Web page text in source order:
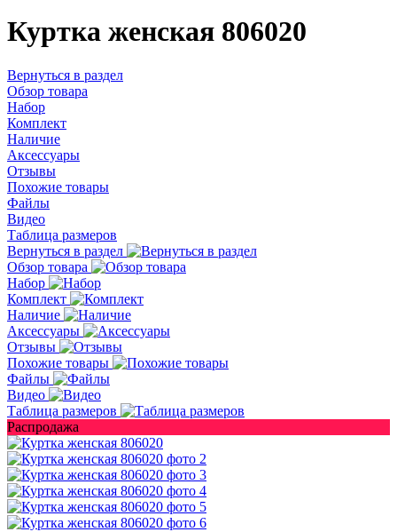
Куртка женская 806020
Вернуться в раздел
Обзор товара
Набор
Комплект
Наличие
Аксессуары
Отзывы
Похожие товары
Файлы
Видео
Таблица размеров
Вернуться в раздел
Обзор товара
Набор
Комплект
Наличие
Аксессуары
Отзывы
Похожие товары
Файлы
Видео
Таблица размеров
Распродажа